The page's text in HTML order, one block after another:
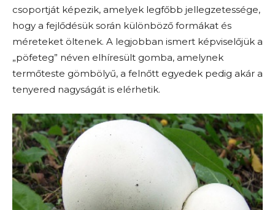
csoportját képezik, amelyek legfőbb jellegzetessége,
hogy a fejlődésük során különböző formákat és
méreteket öltenek. A legjobban ismert képviselőjük a
„pöfeteg” néven elhíresült gomba, amelynek
termőteste gömbölyű, a felnőtt egyedek pedig akár a
tenyered nagyságát is elérhetik.